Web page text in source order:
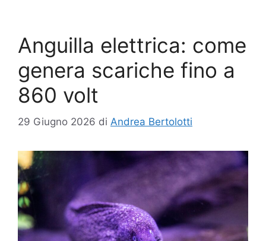
Anguilla elettrica: come
genera scariche fino a
860 volt
29 Giugno 2026 di Andrea Bertolotti